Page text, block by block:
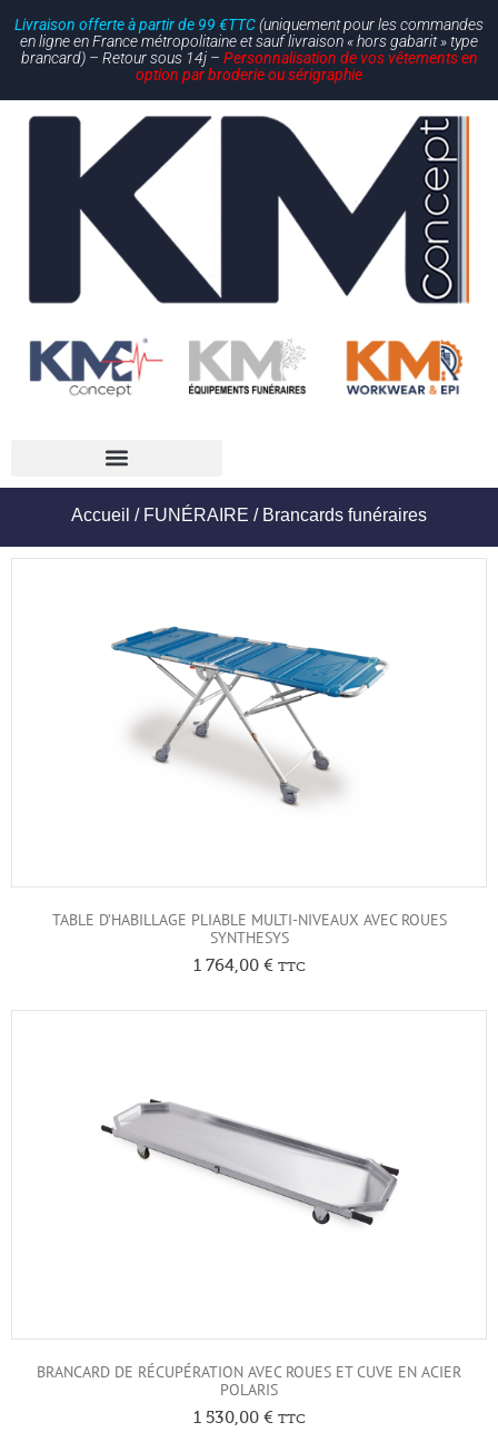
Livraison offerte à partir de 99 €TTC(uniquement pour les commandes
en ligne en France métropolitaine et sauf livraison « hors gabarit » type
brancard) – Retour sous 14j – Personnalisation de vos vêtements en
option par broderie ou sérigraphie
Accueil / FUNÉRAIRE / Brancards funéraires
TABLE D’HABILLAGE PLIABLE MULTI-NIVEAUX AVEC ROUES
SYNTHESYS
1 764,00 € TTC
BRANCARD DE RÉCUPÉRATION AVEC ROUES ET CUVE EN ACIER
POLARIS
1 530,00 € TTC